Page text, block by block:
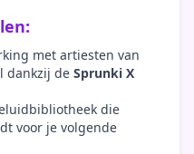
met artiesten van
dankzij de Sprunki X
die
voor je volgende